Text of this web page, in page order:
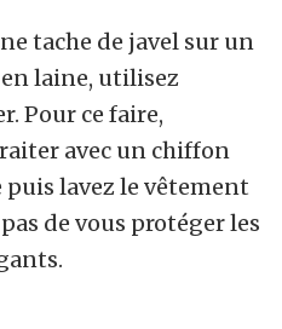
tache de javel sur un
laine, utilisez
Pour ce faire,
avec un chiffon
lavez le vêtement
de vous protéger les